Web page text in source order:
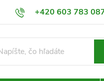
+420 603 783